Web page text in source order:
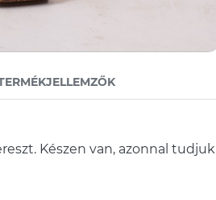
Készen van, azonnal tudjuk